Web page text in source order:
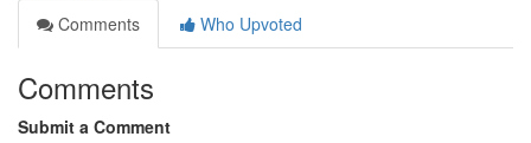
Comments
Who Upvoted
Comments
Submit a Comment